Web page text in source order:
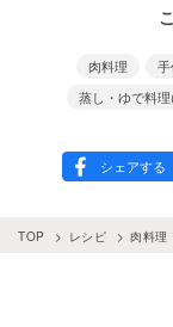
肉料理
蒸し・ゆで料
TOP レシピ 肉料理